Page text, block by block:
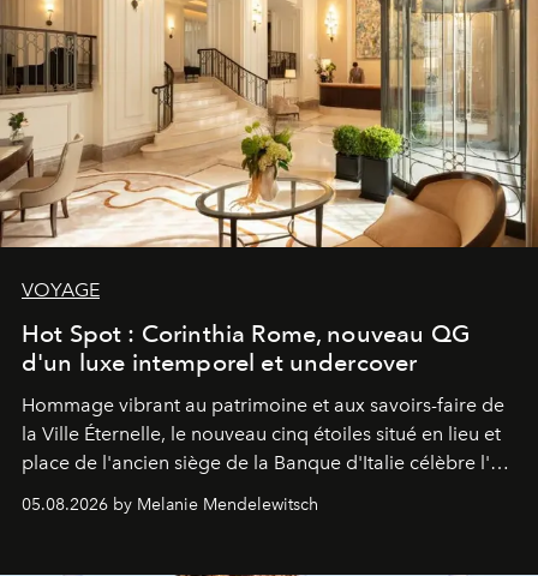
VOYAGE
Hot Spot : Corinthia Rome, nouveau QG
d'un luxe intemporel et undercover
Hommage vibrant au patrimoine et aux savoirs-faire de
la Ville Éternelle, le nouveau cinq étoiles situé en lieu et
place de l'ancien siège de la Banque d'Italie célèbre l'art
05.08.2026 by Melanie Mendelewitsch